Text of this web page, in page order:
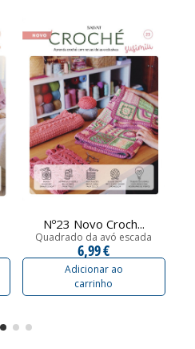
Nº23 Novo Croch...
Quadrado da avó escada
6,99 €
Adicionar ao
carrinho